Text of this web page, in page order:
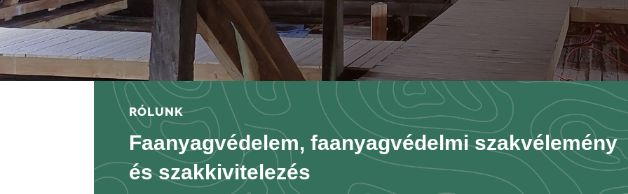
RÓLUNK
Faanyagvédelem, faanyagvédelmi szakvélemény
és szakkivitelezés